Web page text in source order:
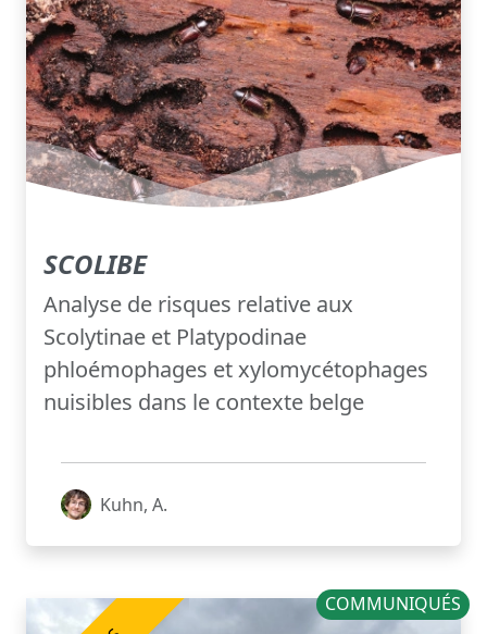
SCOLIBE
Analyse de risques relative aux
Scolytinae et Platypodinae
phloémophages et xylomycétophages
nuisibles dans le contexte belge
Kuhn, A.
COMMUNIQUÉS